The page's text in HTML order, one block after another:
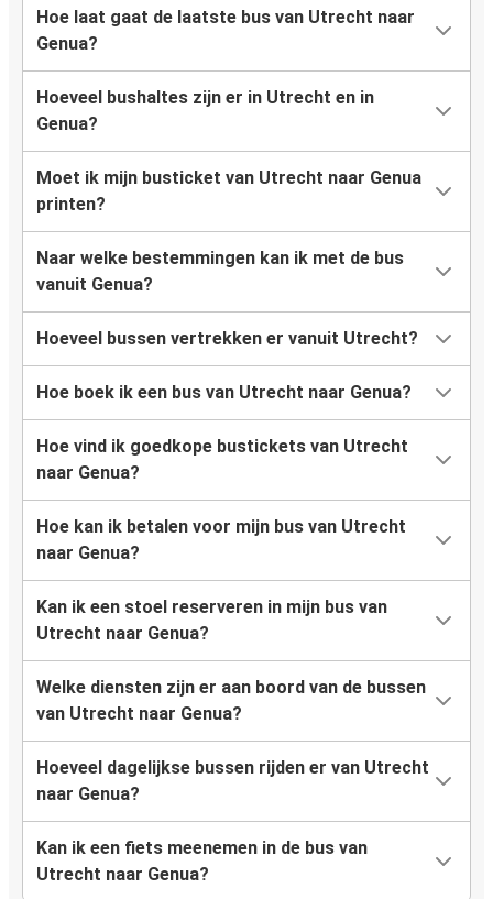
Hoe laat gaat de laatste bus van Utrecht naar
Genua?
Hoeveel bushaltes zijn er in Utrecht en in
Genua?
Moet ik mijn busticket van Utrecht naar Genua
printen?
Naar welke bestemmingen kan ik met de bus
vanuit Genua?
Hoeveel bussen vertrekken er vanuit Utrecht?
Hoe boek ik een bus van Utrecht naar Genua?
Hoe vind ik goedkope bustickets van Utrecht
naar Genua?
Hoe kan ik betalen voor mijn bus van Utrecht
naar Genua?
Kan ik een stoel reserveren in mijn bus van
Utrecht naar Genua?
Welke diensten zijn er aan boord van de bussen
van Utrecht naar Genua?
Hoeveel dagelijkse bussen rijden er van Utrecht
naar Genua?
Kan ik een fiets meenemen in de bus van
Utrecht naar Genua?